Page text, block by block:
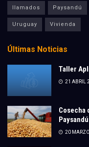
llamados Paysandú
Uruguay Vivienda
Últimas Noticias
Taller
21 ABRIL
Cosecha
Paysandú
20